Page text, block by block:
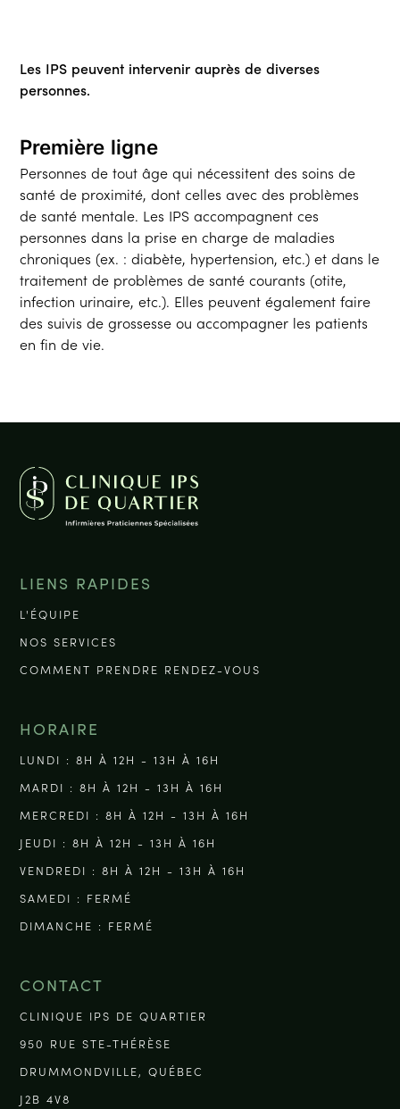
Les IPS peuvent intervenir auprès de diverses
personnes.
Première ligne
Personnes de tout âge qui nécessitent des soins de
santé de proximité, dont celles avec des problèmes
de santé mentale. Les IPS accompagnent ces
personnes dans la prise en charge de maladies
chroniques (ex. : diabète, hypertension, etc.) et dans le
traitement de problèmes de santé courants (otite,
infection urinaire, etc.). Elles peuvent également faire
des suivis de grossesse ou accompagner les patients
en fin de vie.
LIENS RAPIDES
L'ÉQUIPE
NOS SERVICES
COMMENT PRENDRE RENDEZ-VOUS
HORAIRE
LUNDI : 8H À 12H - 13H À 16H
MARDI : 8H À 12H - 13H À 16H
MERCREDI : 8H À 12H - 13H À 16H
JEUDI : 8H À 12H - 13H À 16H
VENDREDI : 8H À 12H - 13H À 16H
SAMEDI : FERMÉ
DIMANCHE : FERMÉ
CONTACT
CLINIQUE IPS DE QUARTIER
950 RUE STE-THÉRÈSE
DRUMMONDVILLE, QUÉBEC
J2B 4V8